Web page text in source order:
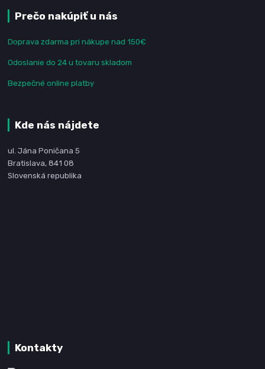
Prečo nakúpiť u nás
Doprava zdarma pri nákupe nad 150€
Odoslanie do 24 u tovaru skladom
Bezpečné online platby
Kde nás nájdete
ul. Jána Poničana 5
Bratislava, 841 08
Slovenská republika
Kontakty